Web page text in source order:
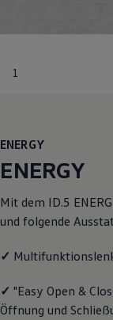
Digitale
Über Ihr
1
ENERGY
ENERGY
Mit dem ID.5
und folgende
✓
✓ "Easy Open &
Öffnung und